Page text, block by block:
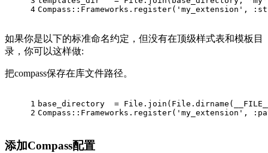
4 Compass::Frameworks.register('my_extension',
如果你是以下的标准命名约定，但没有在顶级样式表和模板目
录，你可以这样做:
把compass保存在库文件路径。
1
2
base_directory  =
Compass::Frameworks.register('my_extension',
添加Compass配置